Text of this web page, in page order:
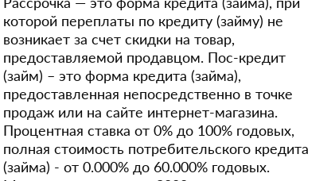
которой переплаты по кредиту (займу) не
возникает за счет скидки на товар,
предоставляемой продавцом. Пос-кредит
(займ) – это форма кредита (займа),
предоставленная непосредственно в точке
продаж или на сайте интернет-магазина.
Процентная ставка от 0% до 100% годовых,
полная стоимость потребительского кредита
(займа) - от 0.000% до 60.000% годовых.